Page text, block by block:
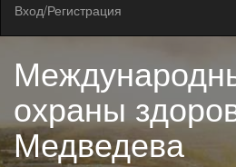
Вход/Регистрация
охраны
Медведева